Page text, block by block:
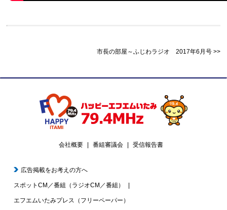
市長の部屋～ふじわラジオ 2017年6月号
会社概要 番組審議会 受信報告書
広告掲載をお考えの方へ
スポットCM／番組（ラジオCM／番組）
エフエムいたみプレス（フリーペーパー）